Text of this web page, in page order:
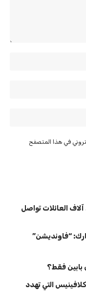
في هذا المتصفح
العائلات تواصل
“فاونديشن”
بابين فقط؟
التي تهدد